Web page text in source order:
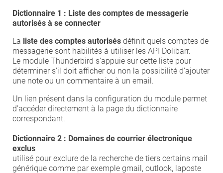
Dictionnaire 1 : Liste des comptes de messagerie
autorisés à se connecter
La liste des comptes autorisés définit quels comptes de
messagerie sont habilités à utiliser les API Dolibarr.
Le module Thunderbird s’appuie sur cette liste pour
déterminer s’il doit afficher ou non la possibilité d’ajouter
une note ou un commentaire à un email.
Un lien présent dans la configuration du module permet
d’accéder directement à la page du dictionnaire
correspondant.
Dictionnaire 2 : Domaines de courrier électronique
exclus
utilisé pour exclure de la recherche de tiers certains mail
générique comme par exemple gmail, outlook, laposte